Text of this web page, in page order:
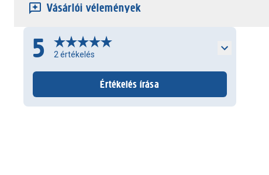
Vásárlói vélemények
5 2 értékelés
Értékelés írása